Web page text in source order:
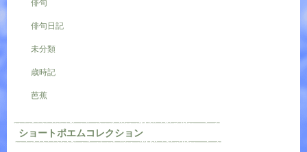
俳句
俳句日記
未分類
歳時記
芭蕉
ショートポエムコレクション